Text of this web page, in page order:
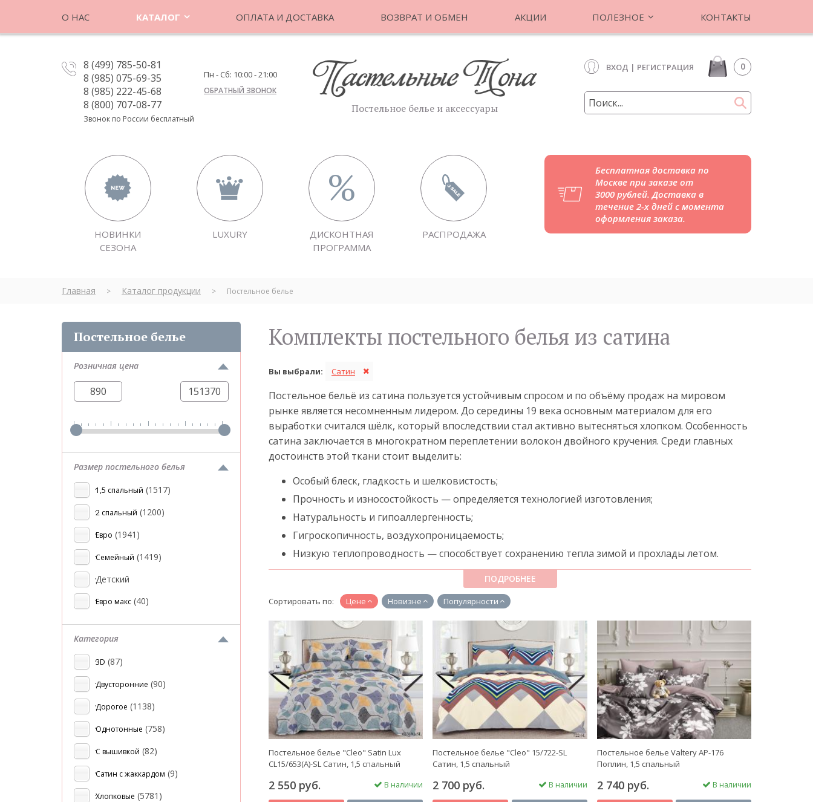
О НАС КАТАЛОГ ОПЛАТА И ДОСТАВКА ВОЗВРАТ И ОБМЕН АКЦИИ ПОЛЕЗНОЕ КОНТАКТЫ
8 (499) 785-50-81
8 (985) 075-69-35
8 (985) 222-45-68
8 (800) 707-08-77
Звонок по России бесплатный
Пн - Сб: 10:00 - 21:00
ОБРАТНЫЙ ЗВОНОК
ВХОД | РЕГИСТРАЦИЯ 0
Постельное белье и аксессуары
НОВИНКИ
СЕЗОНА
LUXURY
ДИСКОНТНАЯ
ПРОГРАММА
РАСПРОДАЖА
Бесплатная доставка по
Москве при заказе от
3000 рублей. Доставка в
течение 2-х дней с момента
оформления заказа.
Главная > Каталог продукции > Постельное белье
Постельное белье
Розничная цена
Размер постельного белья
1,5 спальный (1517)
2 спальный (1200)
Евро (1941)
Семейный (1419)
Детский
Евро макс (40)
Категория
3D (87)
Двусторонние (90)
Дорогое (1138)
Однотонные (758)
С вышивкой (82)
Сатин с жаккардом (9)
Хлопковые (5781)
Комплекты постельного белья из сатина
Вы выбрали: Сатин
Постельное бельё из сатина пользуется устойчивым спросом и по объёму продаж на мировом
рынке является несомненным лидером. До середины 19 века основным материалом для его
выработки считался шёлк, который впоследствии стал активно вытесняться хлопком. Особенность
сатина заключается в многократном переплетении волокон двойного кручения. Среди главных
достоинств этой ткани стоит выделить:
Особый блеск, гладкость и шелковистость;
Прочность и износостойкость — определяется технологией изготовления;
Натуральность и гипоаллергенность;
Гигроскопичность, воздухопроницаемость;
Низкую теплопроводность — способствует сохранению тепла зимой и прохлады летом.
Купить постельное бельё из сатина можно в интернет-магазине «Пастельные тона» по доступной
ПОДРОБНЕЕ
Сортировать по: Цене Новизне Популярности
Постельное белье "Cleo" Satin Lux
CL15/653(A)-SL Сатин, 1,5 спальный
2 550 руб. В наличии
Постельное белье "Cleo" 15/722-SL
Сатин, 1,5 спальный
2 700 руб. В наличии
Постельное белье Valtery AP-176
Поплин, 1,5 спальный
2 740 руб. В наличии